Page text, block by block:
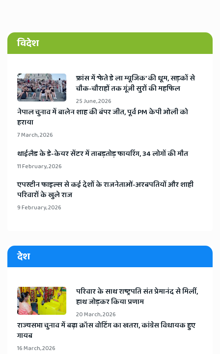
विदेश
​फ्रांस में ‘फेते डे ला म्यूजिक’ की धूम, सड़कों से
चौक-चौराहों तक गूंजी सुरों की महफिल
25 June, 2026
​नेपाल चुनाव में बालेन शाह की बंपर जीत, पूर्व PM केपी ओली को
हराया
7 March, 2026
​थाईलैड के डे-केयर सेंटर में ताबड़तोड़ फायरिंग, 34 लोगों की मौत
11 February, 2026
​एपस्टीन फाइल्स से कई देशों के राजनेताओं-अरबपतियों और शाही
परिवारों के खुले राज
9 February, 2026
देश
​परिवार के साथ राष्ट्रपति संत प्रेमानंद से मिलीं,
हाथ जोड़कर किया प्रणाम
20 March, 2026
​राज्यसभा चुनाव में बढ़ा क्रॉस वोटिंग का खतरा, कांग्रेस विधायक हुए
गायब
16 March, 2026